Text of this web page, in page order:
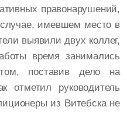
правонарушений,
имевшем место в
выявили двух коллег,
время занимались
поставив дело на
отметил руководитель
из Витебска не